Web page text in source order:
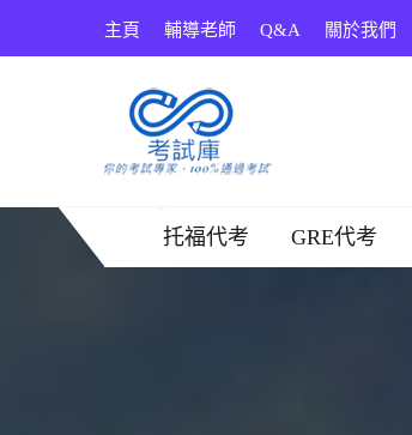
主頁 輔導老師 Q&A 關於我們
托福代考 GRE代考